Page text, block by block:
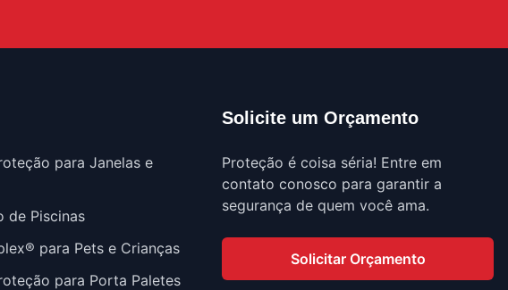
para Janelas e
de Piscinas
para Pets e Crianças
para Porta Paletes
Solicite um Orçamento
Proteção é coisa séria! Entre em
contato conosco para garantir a
segurança de quem você ama.
Solicitar Orçamento